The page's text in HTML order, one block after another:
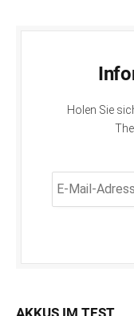
Holen Sie
Mail-
AKKUS IM TEST